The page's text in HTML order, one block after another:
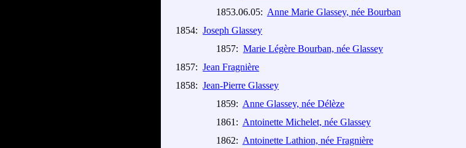
1853.06.05: Anne Marie Glassey, née Bourban
1854: Joseph Glassey
1857: Marie Légère Bourban, née Glassey
1857: Jean Fragnière
1858: Jean-Pierre Glassey
1859: Anne Glassey, née Délèze
1861: Antoinette Michelet, née Glassey
1862: Antoinette Lathion, née Fragnière